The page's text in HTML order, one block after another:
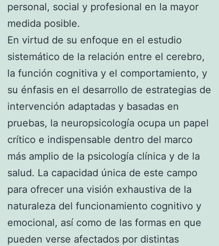
personal, social y profesional en la mayor
medida posible.
En virtud de su enfoque en el estudio
sistemático de la relación entre el cerebro,
la función cognitiva y el comportamiento, y
su énfasis en el desarrollo de estrategias de
intervención adaptadas y basadas en
pruebas, la neuropsicología ocupa un papel
crítico e indispensable dentro del marco
más amplio de la psicología clínica y de la
salud. La capacidad única de este campo
para ofrecer una visión exhaustiva de la
naturaleza del funcionamiento cognitivo y
emocional, así como de las formas en que
pueden verse afectados por distintas